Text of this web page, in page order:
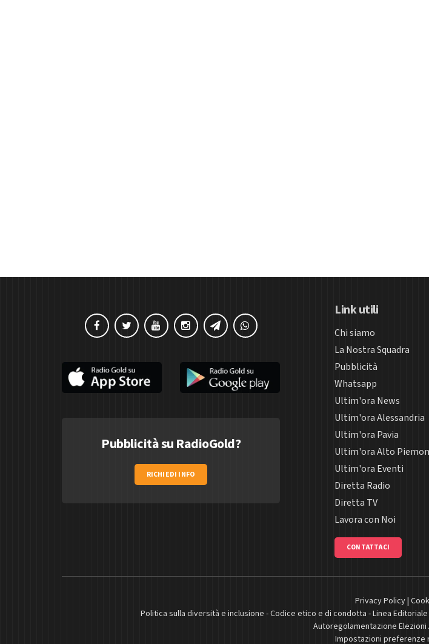
Pubblicità su RadioGold?
RICHIEDI INFO
Link utili
Chi siamo
La Nostra Squadra
Pubblicità
Whatsapp
Ultim'ora News
Ultim'ora Alessandria
Ultim'ora Pavia
Ultim'ora Alto
Ultim'ora Eventi
Diretta Radio
Diretta TV
Lavora con Noi
CONTATTACI
Privacy Policy|
Politica sulla diversità e inclusione -Codice etico e di condotta -Linea Editoriale
Autoregolamentazione
Impostazioni preferenze